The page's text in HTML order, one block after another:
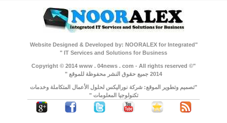
"Website Designed & Developed by: NOORALEX for Integrated
IT Services and Solutions for Business "
"Copyright © 2014 www . 04news . com - All rights reserved ©
2014 جميع حقوق النشر محفوظة للموقع "
"تصميم وتطوير الموقع: شركة نوراليكس لحلول الأعمال المتكاملة وخدمات
تكنولوجيا المعلومات "